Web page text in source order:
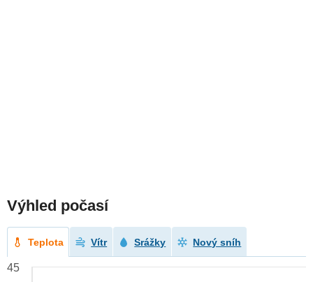
Výhled počasí
Teplota Vítr Srážky Nový sníh
45